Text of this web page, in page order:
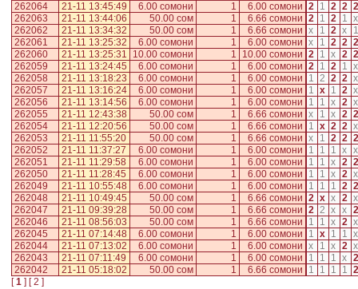
262064
21-11 13:45:49 6.00 сомони 1 6.00 сомони 2 1 2 2 2
262063
21-11 13:44:06 50.00 сом 1 6.66 сомони 2 1 2 1 x
262062
21-11 13:34:32 50.00 сом 1 6.66 сомони x 1 2 x
1
262061
21-11 13:25:32 6.00 сомони 1 6.00 сомони x 1 2 2 2
262060
21-11 13:25:31 10.00 сомони 1 10.00 сомони 2 1 x 2 2
262059
21-11 13:24:45 6.00 сомони 1 6.00 сомони 2 1 2 1 x
262058
21-11 13:18:23 6.00 сомони 1 6.00 сомони 1 2 2 2 x
262057
21-11 13:16:24 6.00 сомони 1 6.00 сомони 1 x 1 2 x
262056
21-11 13:14:56 6.00 сомони 1 6.00 сомони 1 1 x 2 x
262055
21-11 12:43:38 50.00 сом 1 6.66 сомони x 1 x 2 2
262054
21-11 12:20:56 50.00 сом 1 6.66 сомони 1 x 2 2 x
262053
21-11 11:55:20 50.00 сом 1 6.66 сомони x 1 2 2 2
262052
21-11 11:37:27 6.00 сомони 1 6.00 сомони 1 1 1 x x
262051
21-11 11:29:58 6.00 сомони 1 6.00 сомони 1 1 x 2 2
262050
21-11 11:28:45 6.00 сомони 1 6.00 сомони 1 1 x 2 x
262049
21-11 10:55:48 6.00 сомони 1 6.00 сомони 1 1 1 2 2
262048
21-11 10:49:45 50.00 сом 1 6.66 сомони 2 x x 2 x
262047
21-11 09:39:28 50.00 сом 1 6.66 сомони 2 2 x x 2
262046
21-11 08:56:03 50.00 сом 1 6.66 сомони 1 1 x 2 x
262045
21-11 07:14:48 6.00 сомони 1 6.00 сомони 1 x 1 1 x
262044
21-11 07:13:02 6.00 сомони 1 6.00 сомони x 1 x 2 x
262043
21-11 07:11:49 6.00 сомони 1 6.00 сомони 1 1 1 x 2
262042
21-11 05:18:02 50.00 сом 1 6.66 сомони 1 1 1 1 2
[1 ] [2 ]